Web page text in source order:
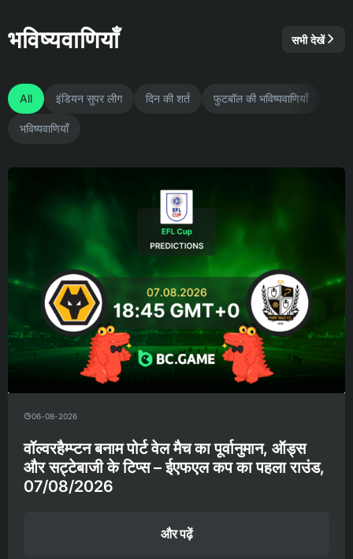
भविष्यवाणियाँ सभी देखें
All इंडियन सुपर लीग दिन की शर्त फुटबॉल की भविष्यवाणियाँ
भविष्यवाणियाँ
06-08-2026
वॉल्वरहैम्प्टन बनाम पोर्ट वेल मैच का पूर्वानुमान, ऑड्स
और सट्टेबाजी के टिप्स – ईएफएल कप का पहला राउंड,
07/08/2026
और पढ़ें